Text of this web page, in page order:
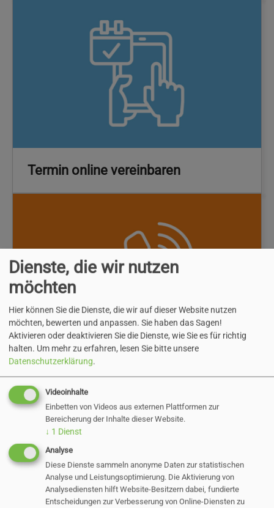
Termin online vereinbaren
Kontakt
Was geht online?
Immer mehr Behördengänge lassen sich heute
bequem von zu Hause aus erledigen – digital,
sicher und rund um die Uhr.
Dienste, die wir nutzen
möchten
Hier können Sie die Dienste, die wir auf dieser Website nutzen
möchten, bewerten und anpassen. Sie haben das Sagen!
Aktivieren oder deaktivieren Sie die Dienste, wie Sie es für richtig
halten. Um mehr zu erfahren, lesen Sie bitte unsere
Datenschutzerklärung.
Videoinhalte
Einbetten von Videos aus externen Plattformen zur
Bereicherung der Inhalte dieser Website.
↓ 1 Dienst
Analyse
Diese Dienste sammeln anonyme Daten zur statistischen
Analyse und Leistungsoptimierung. Die Aktivierung von
Analysediensten hilft Website-Besitzern dabei, fundierte
Entscheidungen zur Verbesserung von Online-Diensten zu